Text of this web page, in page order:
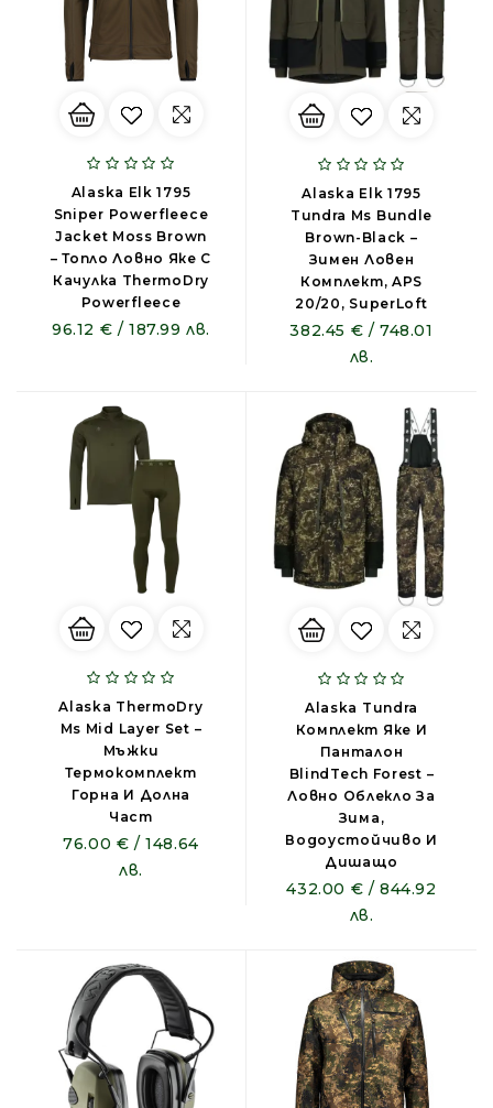
Alaska Elk 1795
Sniper Powerfleece
Jacket Moss Brown
– Топло Ловно Яке С
Качулка ThermoDry
Powerfleece
96.12 € / 187.99 лв.
Alaska Elk 1795
Tundra Ms Bundle
Brown-Black –
Зимен Ловен
Комплект, APS
20/20, SuperLoft
382.45 € / 748.01
лв.
Alaska ThermoDry
Ms Mid Layer Set –
Мъжки
Термокомплект
Горна И Долна
Част
76.00 € / 148.64
лв.
Alaska Tundra
Комплект Яке И
Панталон
BlindTech Forest –
Ловно Облекло За
Зима,
Водоустойчиво И
Дишащо
432.00 € / 844.92
лв.